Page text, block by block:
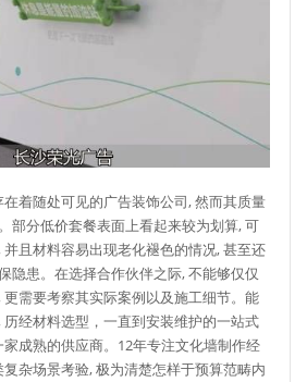
着随处可见的广告装饰公司, 然而其质量
部分低价套餐表面上看起来较为划算, 可
且材料容易出现老化褪色的情况, 甚至还
隐患。在选择合作伙伴之际, 不能够仅仅
需要考察其实际案例以及施工细节。能
经材料选型，一直到安装维护的一站式
成熟的供应商。12年专注文化墙制作经
杂场景考验, 极为清楚怎样于预算范畴内